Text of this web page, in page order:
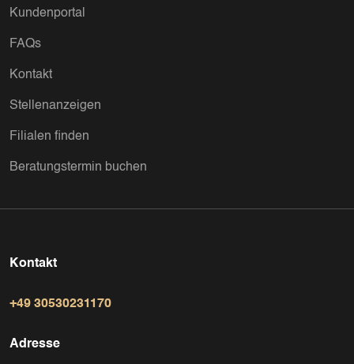
Kundenportal
FAQs
Kontakt
Stellenanzeigen
Filialen finden
Beratungstermin buchen
Kontakt
+49 30530231170
Adresse